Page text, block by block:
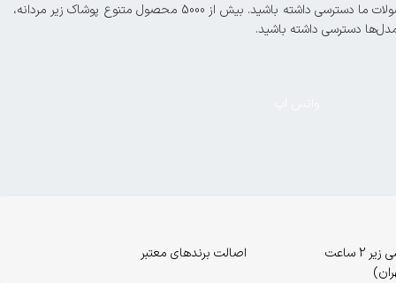
کمترین فاصله با مشتریان عزیز و ارائه خدمات و فروش حرفه‌ای از اهداف ماست. شما میتوانید در صورت تمایل، به صورت اورژانسی و زیر ۴ ساعت کاری به محصولات ما دسترسی داشته باشید. بیش از 5000 محصول متنوع پوشاک زیر مردانه،
دسترسی داشته باشید.
اصالت برندهای معتبر
ارسال اورژانسی زیر 2 ساعت